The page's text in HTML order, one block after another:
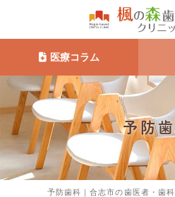
予防
予防歯科｜合志市の歯医者・歯
医療コラム